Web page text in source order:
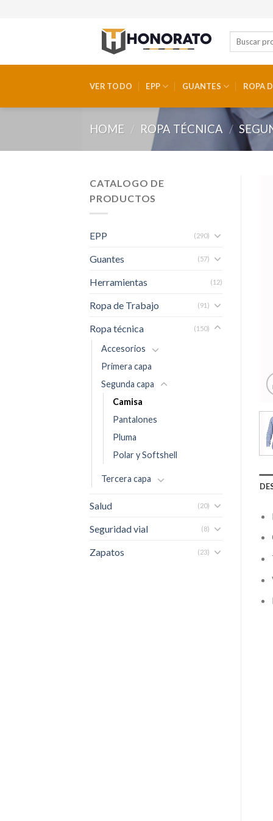
VER TODO EPP GUANTES ROPA
HOME / ROPA TÉCNICA /
CATALOGO DE
PRODUCTOS
EPP (290)
Guantes (57)
Herramientas (12)
Ropa de Trabajo (91)
Ropa técnica (150)
Accesorios
Primera capa
Segunda capa
Camisa
Pantalones
Pluma
Polar y Softshell
Tercera capa
Salud (20)
Seguridad vial (8)
Zapatos (23)